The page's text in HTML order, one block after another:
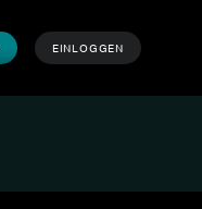
EINLOGGEN